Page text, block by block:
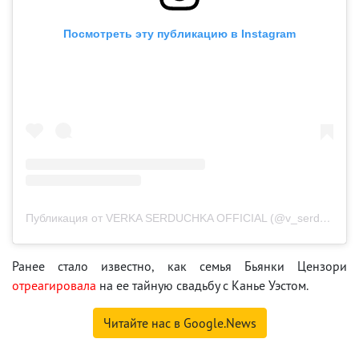
Посмотреть эту публикацию в Instagram
Публикация от VERKA SERDUCHKA OFFICIAL (@v_serduchka)
Ранее стало известно, как семья Бьянки Цензори
отреагировала на ее тайную свадьбу с Канье Уэстом.
Читайте нас в Google.News